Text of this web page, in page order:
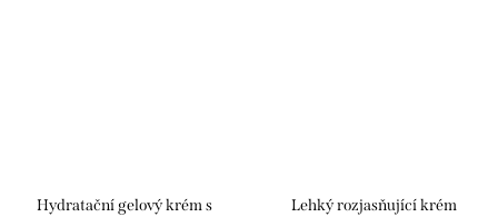
Hydratační gelový krém s
Lehký rozjasňující krém